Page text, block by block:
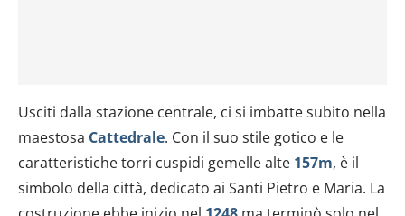
Usciti dalla stazione centrale, ci si imbatte subito nella
maestosa Cattedrale. Con il suo stile gotico e le
caratteristiche torri cuspidi gemelle alte 157m, è il
simbolo della città, dedicato ai Santi Pietro e Maria. La